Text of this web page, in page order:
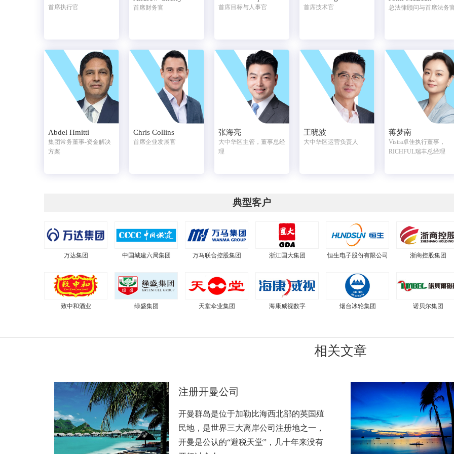
首席执行官 首席财务官 首席目标与人事官 首席技术官 总法律顾问与首席法务
Abdel Hmitti
集团常务董事-资金解决
方案
Chris Collins
首席企业发展官
张海亮
大中华区主管，董事总经
理
王晓波
大中华区运营负责人
蒋梦南
Vistra卓佳执行董事，
RICHFUL瑞丰总经理
典型客户
万达集团 中国城建六局集团 万马联合控股集团 浙江国大集团 恒生电子股份有限公司 浙商控股集团
致中和酒业 绿盛集团 天堂伞业集团 海康威视数字 烟台冰轮集团 诺贝尔集团
相关文章
注册开曼公司
开曼群岛是位于加勒比海西北部的英国殖
民地，是世界三大离岸公司注册地之一，
开曼是公认的“避税天堂”，几十年来没有